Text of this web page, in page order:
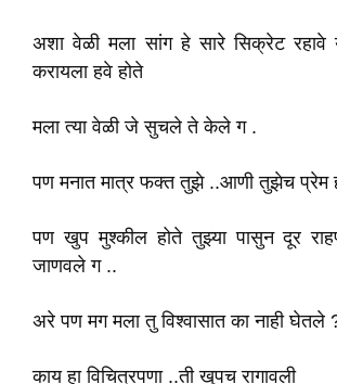
अशा वेळी मला सांग हे सारे सिक्रेट रहावे
करायला हवे होते
मला त्या वेळी जे सुचले ते केले ग .
पण मनात मात्र फक्त तुझे ..आणी तुझेच प्रेम
पण खुप मुश्कील होते तुझ्या पासुन दूर
जाणवले ग ..
अरे पण मग मला तु विश्वासात का नाही घेतले
काय हा विचित्रपणा ..ती खुपच रागावली